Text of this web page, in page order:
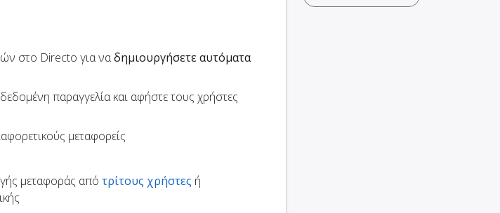
στο Directo για ναδημιουργήσετε αυτόματα
παραγγελία και αφήστε τους χρήστες
μεταφορείς
μεταφοράς από τρίτους χρήστες ή